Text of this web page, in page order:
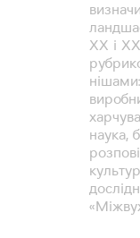
ХХ і
наука,